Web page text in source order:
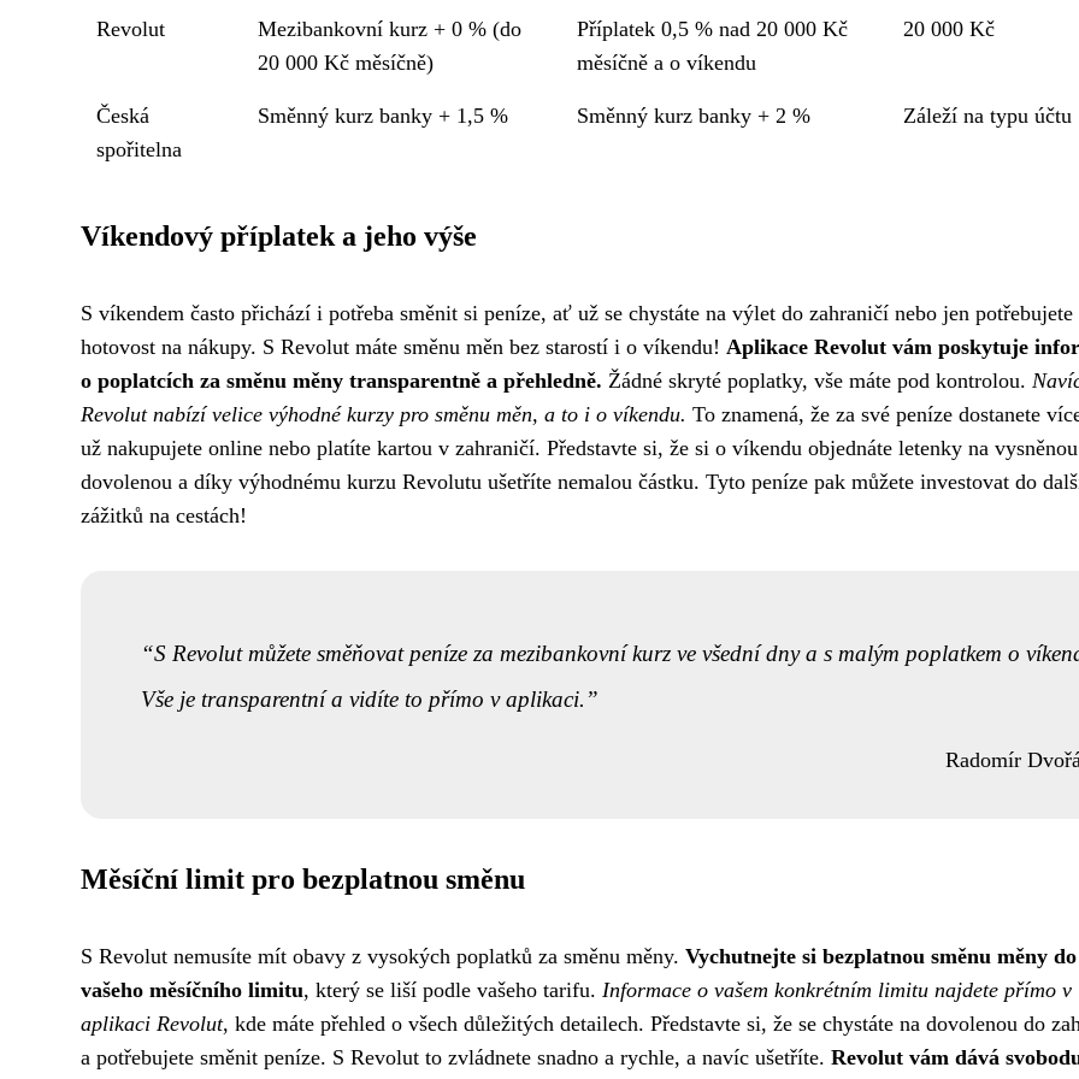
Revolut
Mezibankovní kurz + 0 % (do
20 000 Kč měsíčně)
Příplatek 0,5 % nad 20 000 Kč
měsíčně a o víkendu
20 000 Kč
Česká
spořitelna
Směnný kurz banky + 1,5 % Směnný kurz banky + 2 % Záleží na typu účtu
Víkendový příplatek a jeho výše
S víkendem často přichází i potřeba směnit si peníze, ať už se chystáte na výlet do zahraničí nebo jen potřebujete
hotovost na nákupy. S Revolut máte směnu měn bez starostí i o víkendu! Aplikace Revolut vám poskytuje
o poplatcích za směnu měny transparentně a přehledně. Žádné skryté poplatky, vše máte pod kontrolou.
Revolut nabízí velice výhodné kurzy pro směnu měn, a to i o víkendu. To znamená, že za své peníze dostanete
už nakupujete online nebo platíte kartou v zahraničí. Představte si, že si o víkendu objednáte letenky na vysněnou
dovolenou a díky výhodnému kurzu Revolutu ušetříte nemalou částku. Tyto peníze pak můžete investovat do
zážitků na cestách!
S Revolut můžete směňovat peníze za mezibankovní kurz ve všední dny a s malým poplatkem o
Vše je transparentní a vidíte to přímo v aplikaci.
Radomír
Měsíční limit pro bezplatnou směnu
S Revolut nemusíte mít obavy z vysokých poplatků za směnu měny. Vychutnejte si bezplatnou směnu měny do
vašeho měsíčního limitu, který se liší podle vašeho tarifu. Informace o vašem konkrétním limitu najdete přímo v
aplikaci Revolut, kde máte přehled o všech důležitých detailech. Představte si, že se chystáte na dovolenou do
a potřebujete směnit peníze. S Revolut to zvládnete snadno a rychle, a navíc ušetříte. Revolut vám dává